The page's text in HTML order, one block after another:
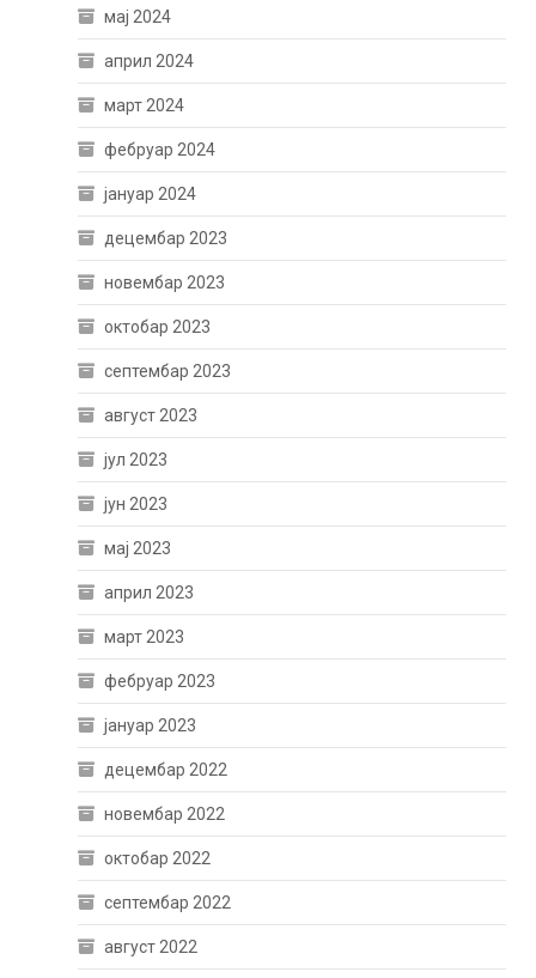
мај 2024
април 2024
март 2024
фебруар 2024
јануар 2024
децембар 2023
новембар 2023
октобар 2023
септембар 2023
август 2023
јул 2023
јун 2023
мај 2023
април 2023
март 2023
фебруар 2023
јануар 2023
децембар 2022
новембар 2022
октобар 2022
септембар 2022
август 2022